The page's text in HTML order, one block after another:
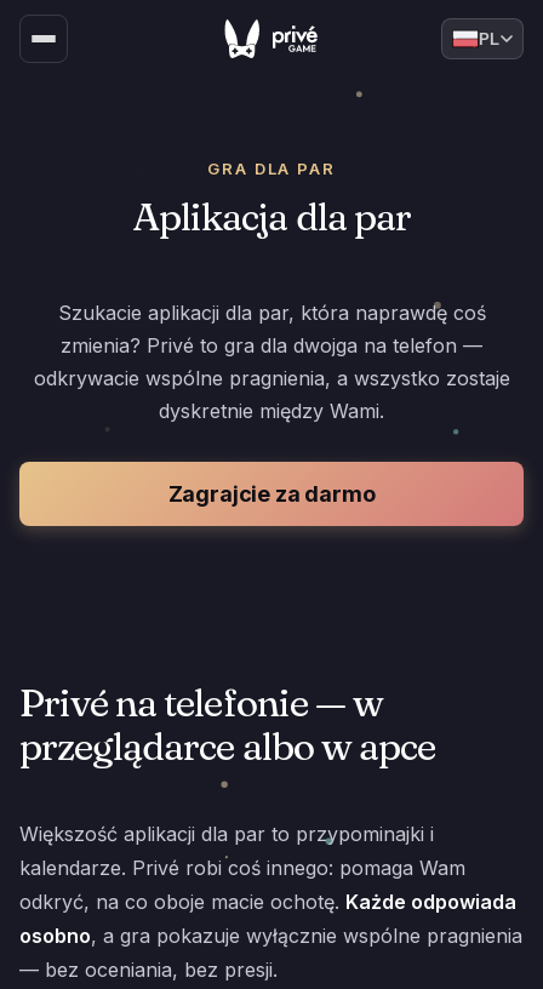
PL
GRA DLA PAR
Aplikacja dla par
Szukacie aplikacji dla par, która naprawdę coś
zmienia? Privé to gra dla dwojga na telefon —
odkrywacie wspólne pragnienia, a wszystko zostaje
dyskretnie między Wami.
Zagrajcie za darmo
Privé na telefonie — w
przeglądarce albo w apce
Większość aplikacji dla par to przypominajki i
kalendarze. Privé robi coś innego: pomaga Wam
odkryć, na co oboje macie ochotę. Każde odpowiada
osobno, a gra pokazuje wyłącznie wspólne pragnienia
— bez oceniania, bez presji.